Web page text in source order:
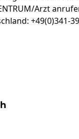
Arzt
+49(0)341-